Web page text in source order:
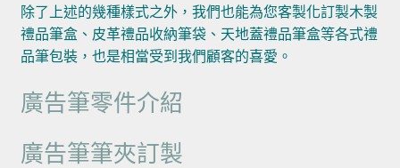
除了上述的幾種樣式之外，我們也能為您客製化訂製木製
禮品筆盒、皮革禮品收納筆袋、天地蓋禮品筆盒等各式禮
品筆包裝，也是相當受到我們顧客的喜愛。
廣告筆零件介紹
廣告筆筆夾訂製